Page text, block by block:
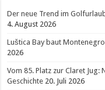
Der neue Trend im
4. August 2026
Luštica Bay baut
2026
Vom 85. Platz zur Claret
Geschichte 20. Juli 2026